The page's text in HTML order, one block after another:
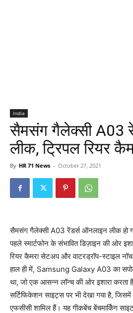
India
सैमसंग गैलेक्सी A03
लीक, ट्रिपल रियर
By HR 71 News - October 27, 2021
सैमसंग गैलेक्सी A03 रेंडर्स ऑनलाइन लीक हो
पहले स्मार्टफोन के संभावित डिज़ाइन की ओर
रियर कैमरा सेटअप और वाटरड्रॉप-स्टाइल नॉच
हाल ही में, Samsung Galaxy A03 का
था, जो एक आसन्न लॉन्च की ओर इशारा करता
सर्टिफिकेशन साइट्स पर भी देखा गया है,
एफसीसी शामिल हैं। यह गीकबेंच बेंचमार्किंग